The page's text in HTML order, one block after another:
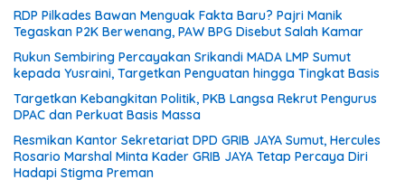
RDP Pilkades Bawan Menguak Fakta Baru? Pajri Manik
Tegaskan P2K Berwenang, PAW BPG Disebut Salah Kamar
Rukun Sembiring Percayakan Srikandi MADA LMP Sumut
kepada Yusraini, Targetkan Penguatan hingga Tingkat Basis
Targetkan Kebangkitan Politik, PKB Langsa Rekrut Pengurus
DPAC dan Perkuat Basis Massa
Resmikan Kantor Sekretariat DPD GRIB JAYA Sumut, Hercules
Rosario Marshal Minta Kader GRIB JAYA Tetap Percaya Diri
Hadapi Stigma Preman